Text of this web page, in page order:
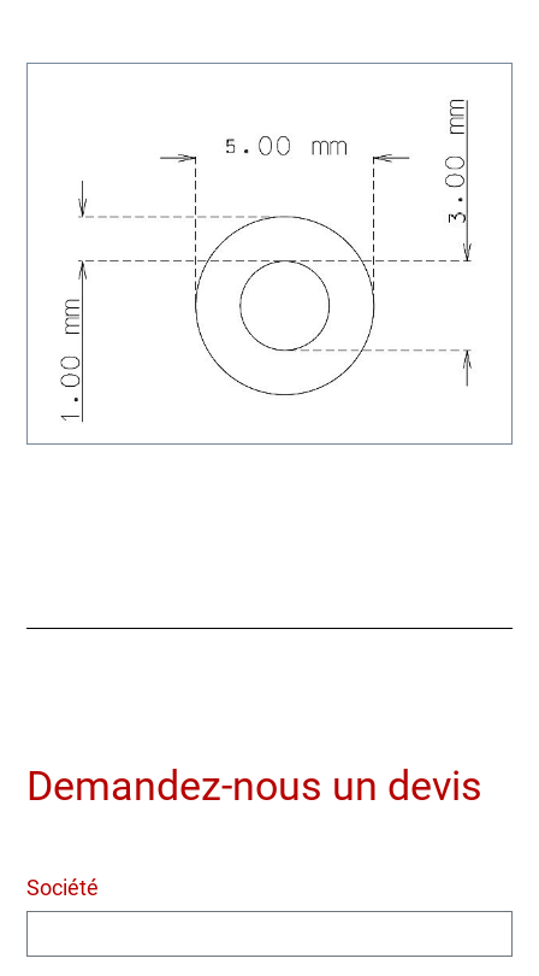
Demandez-nous un devis
Société